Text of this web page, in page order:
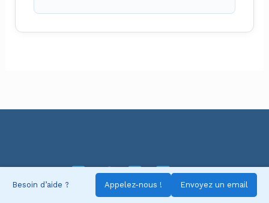
Besoin d’aide ? Appelez-nous ! Envoyez un email